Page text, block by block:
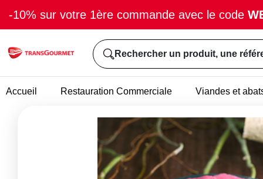
-10% sur votre 1ère commande avec le code
Rechercher un produit, une
Accueil Restauration Commerciale Viandes et